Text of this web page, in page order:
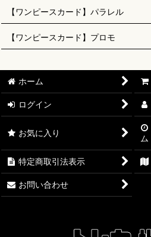
【ワンピースカード】パラレル
【ワンピースカード】プロモ
ホーム
ログイン
お気に入り
ム
特定商取引法表示
お問い合わせ